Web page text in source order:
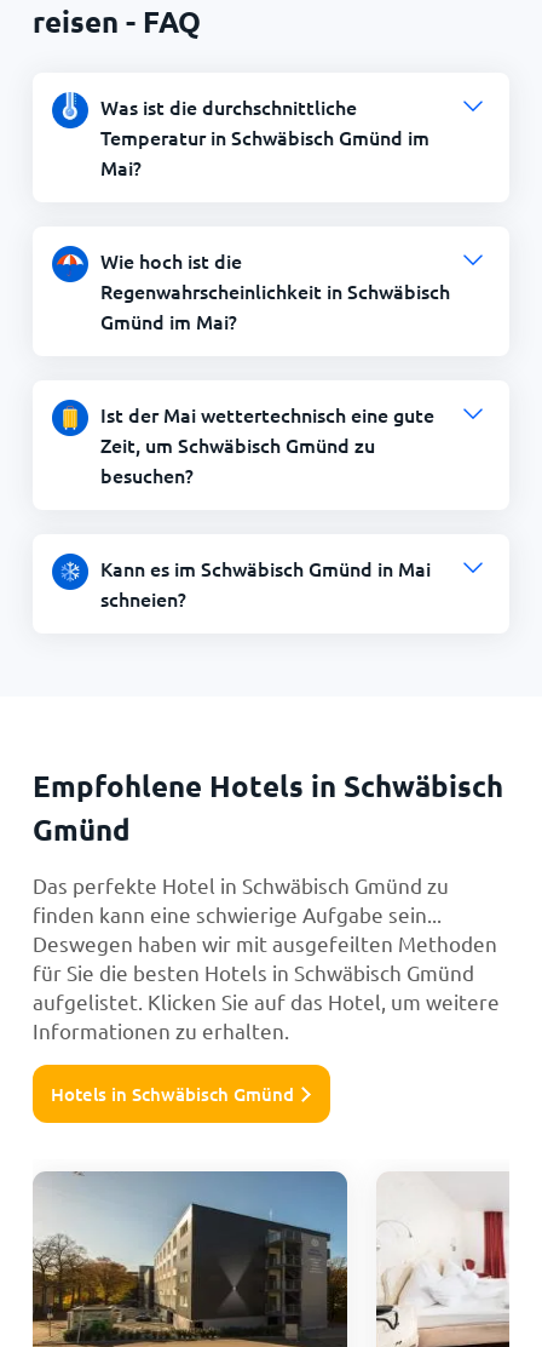
reisen - FAQ
Was ist die durchschnittliche
Temperatur in Schwäbisch Gmünd im
Mai?
Wie hoch ist die
Regenwahrscheinlichkeit in Schwäbisch
Gmünd im Mai?
Ist der Mai wettertechnisch eine gute
Zeit, um Schwäbisch Gmünd zu
besuchen?
Kann es im Schwäbisch Gmünd in Mai
schneien?
Empfohlene Hotels in Schwäbisch
Gmünd
Das perfekte Hotel in Schwäbisch Gmünd zu
finden kann eine schwierige Aufgabe sein...
Deswegen haben wir mit ausgefeilten Methoden
für Sie die besten Hotels in Schwäbisch Gmünd
aufgelistet. Klicken Sie auf das Hotel, um weitere
Informationen zu erhalten.
Hotels in Schwäbisch Gmünd